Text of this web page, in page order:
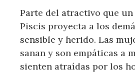
Parte del atractivo que un
Piscis proyecta a los
sensible y herido. Las
sanan y son empáticas a
sienten atraídas por los